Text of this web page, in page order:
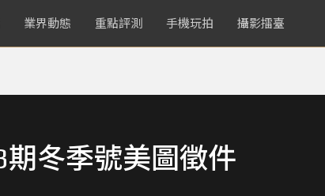
業界動態 重點評測 手機玩拍 攝影擂臺
期冬季號美圖徵件